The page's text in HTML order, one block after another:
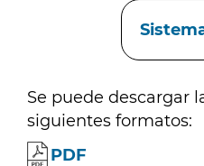
Se puede descargar
siguientes formatos:
PDF